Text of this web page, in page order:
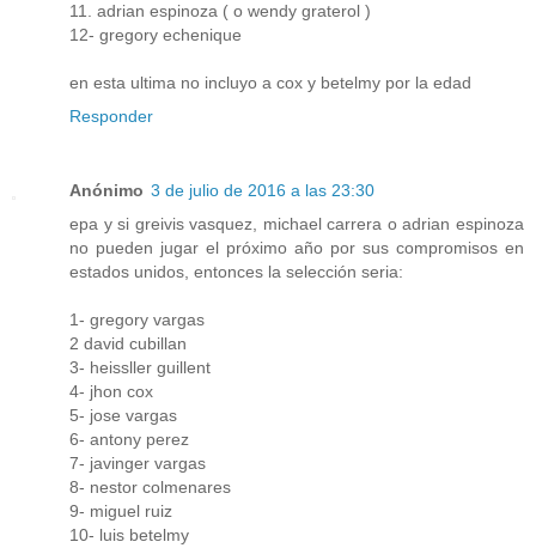
11. adrian espinoza ( o wendy graterol )
12- gregory echenique
en esta ultima no incluyo a cox y betelmy por la edad
Responder
Anónimo 3 de julio de 2016 a las 23:30
epa y si greivis vasquez, michael carrera o adrian espinoza
no pueden jugar el próximo año por sus compromisos en
estados unidos, entonces la selección seria:
1- gregory vargas
2 david cubillan
3- heissller guillent
4- jhon cox
5- jose vargas
6- antony perez
7- javinger vargas
8- nestor colmenares
9- miguel ruiz
10- luis betelmy